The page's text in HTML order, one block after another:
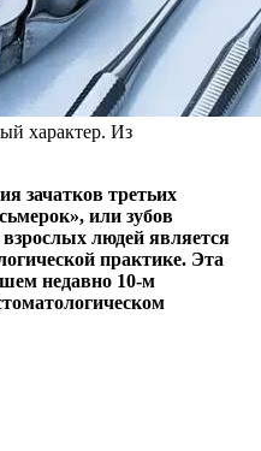
характер. Из
зачатков третьих
или зубов
взрослых людей является
практике. Эта
недавно 10-м